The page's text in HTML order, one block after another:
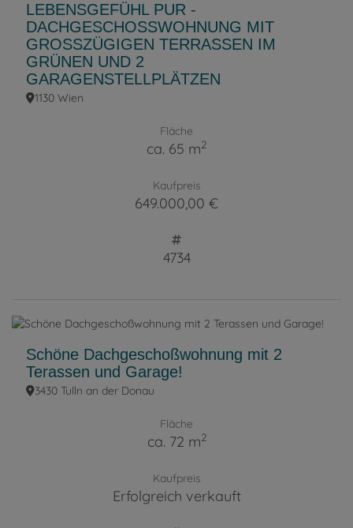
LEBENSGEFÜHL PUR -
DACHGESCHOSSWOHNUNG MIT
GROSSZÜGIGEN TERRASSEN IM
GRÜNEN UND 2
GARAGENSTELLPLÄTZEN
1130 Wien
Fläche
ca. 65 m2
Kaufpreis
649.000,00 €
4734
Schöne Dachgeschoßwohnung mit 2
Terassen und Garage!
3430 Tulln an der Donau
Fläche
ca. 72 m2
Kaufpreis
Erfolgreich verkauft